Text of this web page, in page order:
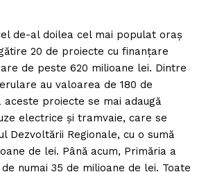
de-al doilea cel mai populat oraș
20 de proiecte cu finanțare
de peste 620 milioane lei. Dintre
au valoarea de 180 de
aceste proiecte se mai adaugă
electrice și tramvaie, care se
Dezvoltării Regionale, cu o sumă
de lei. Până acum, Primăria a
numai 35 de milioane de lei. Toate